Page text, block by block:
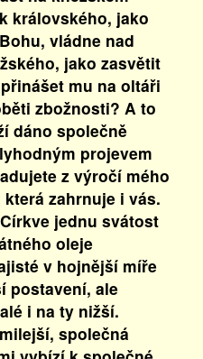
královského, jako
vládne nad
jako zasvětit
mu na oltáři
zbožnosti? A to
dáno společně
projevem
z výročí mého
zahrnuje i vás.
jednu svátost
oleje
v hojnější míře
postavení, ale
i na ty nižší.
společná